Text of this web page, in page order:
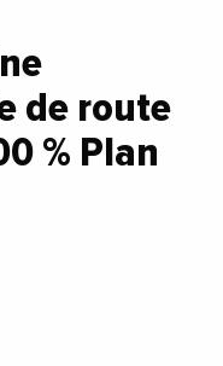
de route
% Plan